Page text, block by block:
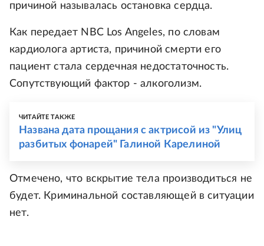
причиной называлась остановка сердца.
Как передает NBC Los Angeles, по словам
кардиолога артиста, причиной смерти его
пациент стала сердечная недостаточность.
Сопутствующий фактор - алкоголизм.
ЧИТАЙТЕ ТАКЖЕ
Названа дата прощания с актрисой из "Улиц
разбитых фонарей" Галиной Карелиной
Отмечено, что вскрытие тела производиться не
будет. Криминальной составляющей в ситуации
нет.